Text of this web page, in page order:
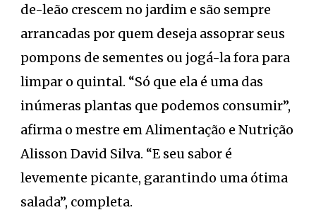
de-leão crescem no jardim e são sempre
arrancadas por quem deseja assoprar seus
pompons de sementes ou jogá-la fora para
limpar o quintal. “Só que ela é uma das
inúmeras plantas que podemos consumir”,
afirma o mestre em Alimentação e Nutrição
Alisson David Silva. “E seu sabor é
levemente picante, garantindo uma ótima
salada”, completa.